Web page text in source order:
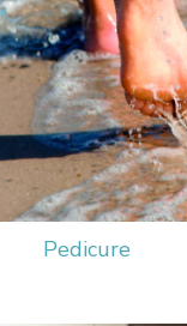
Pedicure